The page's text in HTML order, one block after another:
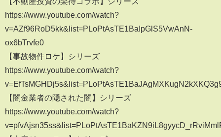
https://www.youtube.com/watch?
v=AZf96RoD5kk&list=PLoPtAsTE1BaIpGlS5VwAnN-
ox6bTrvfe0
【事故物件ロケ】シリーズ
https://www.youtube.com/watch?
【闇金業者の隠された闇】シリーズ
https://www.youtube.com/watch?